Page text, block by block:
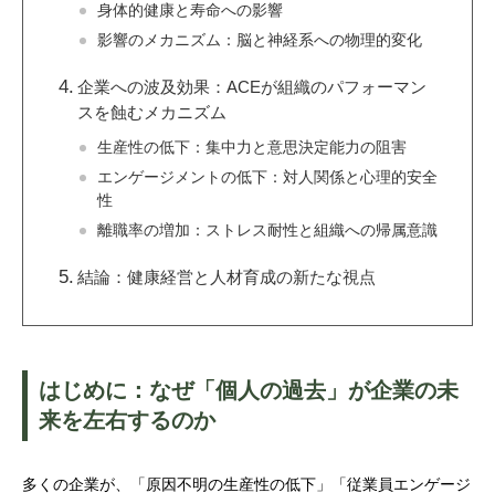
身体的健康と寿命への影響
影響のメカニズム：脳と神経系への物理的変化
企業への波及効果：ACEが組織のパフォーマン
スを蝕むメカニズム
生産性の低下：集中力と意思決定能力の阻害
エンゲージメントの低下：対人関係と心理的安全
性
離職率の増加：ストレス耐性と組織への帰属意識
結論：健康経営と人材育成の新たな視点
はじめに：なぜ「個人の過去」が企業の未
来を左右するのか
多くの企業が、「原因不明の生産性の低下」「従業員エンゲージ